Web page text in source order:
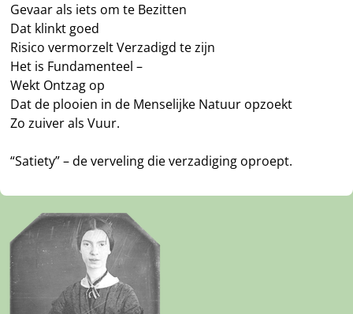
Gevaar als iets om te Bezitten
Dat klinkt goed
Risico vermorzelt Verzadigd te zijn
Het is Fundamenteel –
Wekt Ontzag op
Dat de plooien in de Menselijke Natuur opzoekt
Zo zuiver als Vuur.
“Satiety” – de verveling die verzadiging oproept.